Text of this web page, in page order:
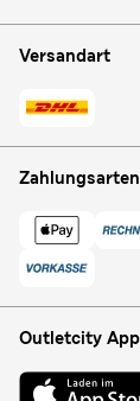
Versandart
Zahlungsarten
Outletcity